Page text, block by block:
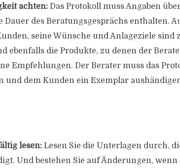
achten: Das Protokoll muss Angaben
Dauer des Beratungsgesprächs enthalten.
seine Wünsche und Anlageziele sind
ebenfalls die Produkte, zu denen der
Empfehlungen. Der Berater muss das
und dem Kunden ein Exemplar
lesen: Lesen Sie die Unterlagen durch,
Und bestehen Sie auf Änderungen,